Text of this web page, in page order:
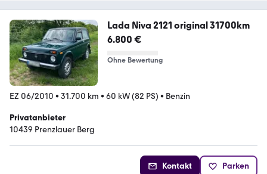
Lada Niva 2121 original 31700km
6.800 €
Ohne Bewertung
EZ 06/2010 • 31.700 km • 60 kW (82 PS) • Benzin
Privatanbieter
10439 Prenzlauer Berg
Kontakt Parken